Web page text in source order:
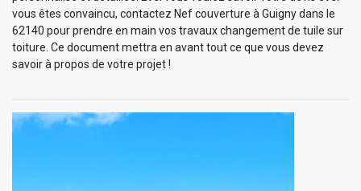
vous êtes convaincu, contactez Nef couverture à Guigny dans le
62140 pour prendre en main vos travaux changement de tuile sur
toiture. Ce document mettra en avant tout ce que vous devez
savoir à propos de votre projet !